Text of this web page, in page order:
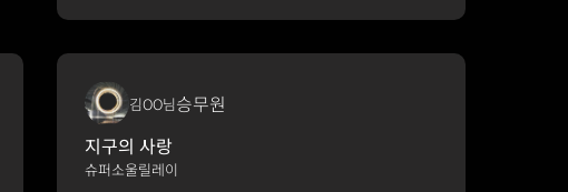
김OO님승무원
지구의 사랑
슈퍼소울릴레이